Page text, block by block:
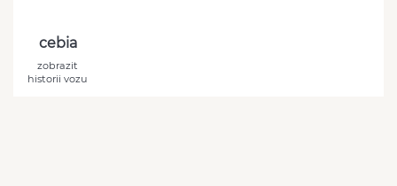
cebia
zobrazit
historii vozu